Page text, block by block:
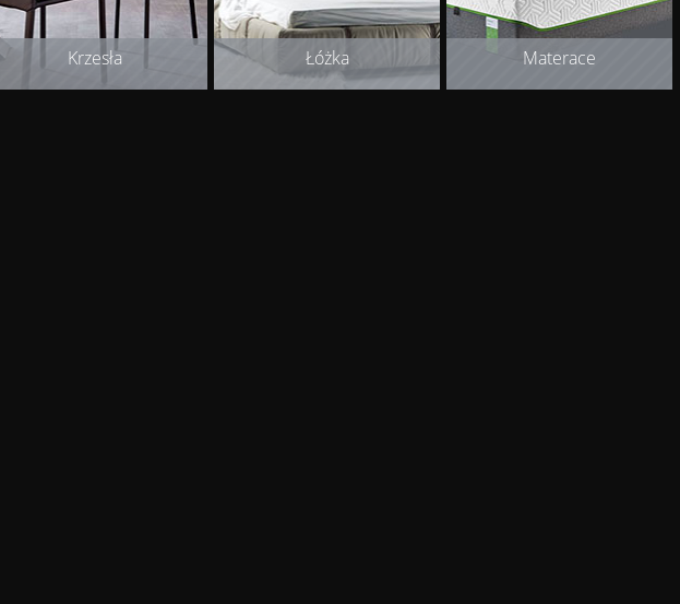
Krzesła Łóżka Materace